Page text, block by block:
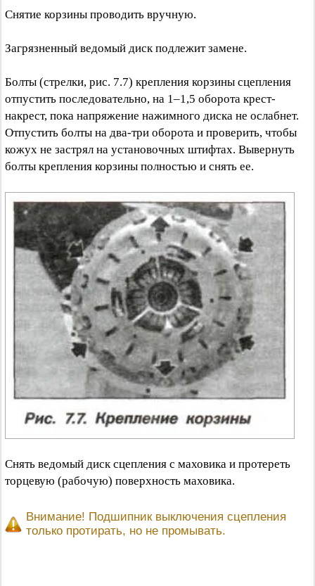
Снятие корзины проводить вручную.
Загрязненный ведомый диск подлежит замене.
Болты (стрелки, рис. 7.7) крепления корзины сцепления
отпустить последовательно, на 1–1,5 оборота крест-
накрест, пока напряжение нажимного диска не ослабнет.
Отпустить болты на два-три оборота и проверить, чтобы
кожух не застрял на установочных штифтах. Вывернуть
болты крепления корзины полностью и снять ее.
Снять ведомый диск сцепления с маховика и протереть
торцевую (рабочую) поверхность маховика.
Внимание! Подшипник выключения сцепления
только протирать, но не промывать.